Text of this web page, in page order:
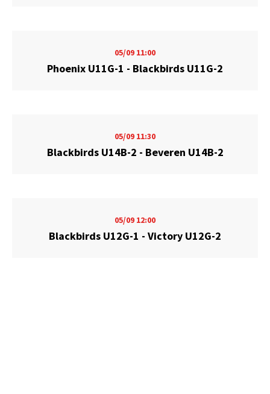
05/09 11:00
Phoenix U11G-1 - Blackbirds U11G-2
05/09 11:30
Blackbirds U14B-2 - Beveren U14B-2
05/09 12:00
Blackbirds U12G-1 - Victory U12G-2